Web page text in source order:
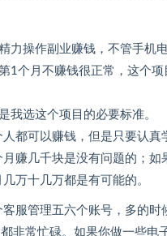
力操作副业赚钱，不管手机
1个月不赚钱很正常，这个
我选这个项目的必要标准。
都可以赚钱，但是只要认
赚几千块是没有问题的；
万十几万都是有可能的。
服管理五六个账号，多的
非常忙碌。如果你做一些